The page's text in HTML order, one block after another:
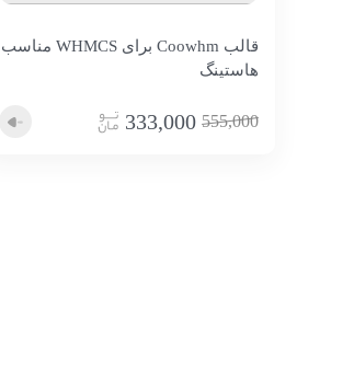
قالب Coowhm برای WHMCS مناسب
هاستینگ
333,000 555,000